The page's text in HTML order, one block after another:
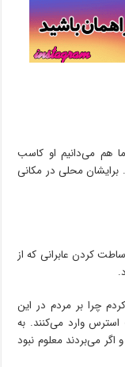
ما هم می‌دانیم او کاسب
برایشان محلی در مکانی
کردن عابرانی که از
چرا بر مردم در این
وارد می‌کنند. به
می‌بردند معلوم نبود